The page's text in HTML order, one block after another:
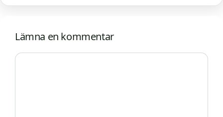
Lämna en kommentar
Kommentar